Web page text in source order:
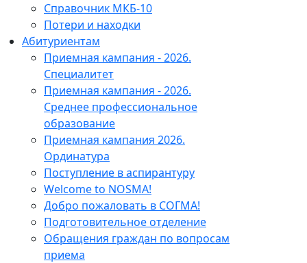
Справочник МКБ-10
Потери и находки
Абитуриентам
Приемная кампания - 2026.
Специалитет
Приемная кампания - 2026.
Среднее профессиональное
образование
Приемная кампания 2026.
Ординатура
Поступление в аспирантуру
Welcome to NOSMA!
Добро пожаловать в СОГМА!
Подготовительное отделение
Обращения граждан по вопросам
приема